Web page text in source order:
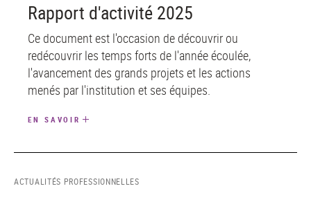
Rapport d'activité 2025
Ce document est l'occasion de découvrir ou
redécouvrir les temps forts de l'année écoulée,
l'avancement des grands projets et les actions
menés par l'institution et ses équipes.
EN SAVOIR
ACTUALITÉS PROFESSIONNELLES